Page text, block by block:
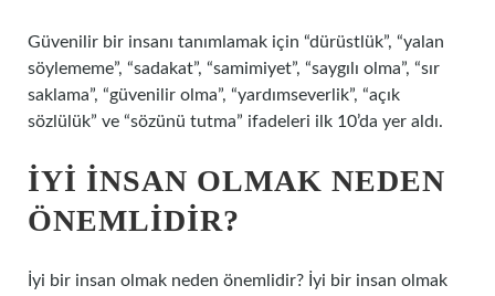
Güvenilir bir insanı tanımlamak için “dürüstlük”, “yalan
söylememe”, “sadakat”, “samimiyet”, “saygılı olma”, “sır
saklama”, “güvenilir olma”, “yardımseverlik”, “açık
sözlülük” ve “sözünü tutma” ifadeleri ilk 10’da yer aldı.
İYI INSAN OLMAK NEDEN
ÖNEMLIDIR?
İyi bir insan olmak neden önemlidir? İyi bir insan olmak